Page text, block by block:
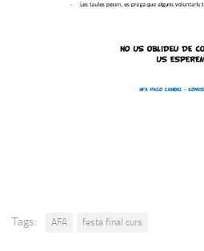
Tags: AFA festa final curs